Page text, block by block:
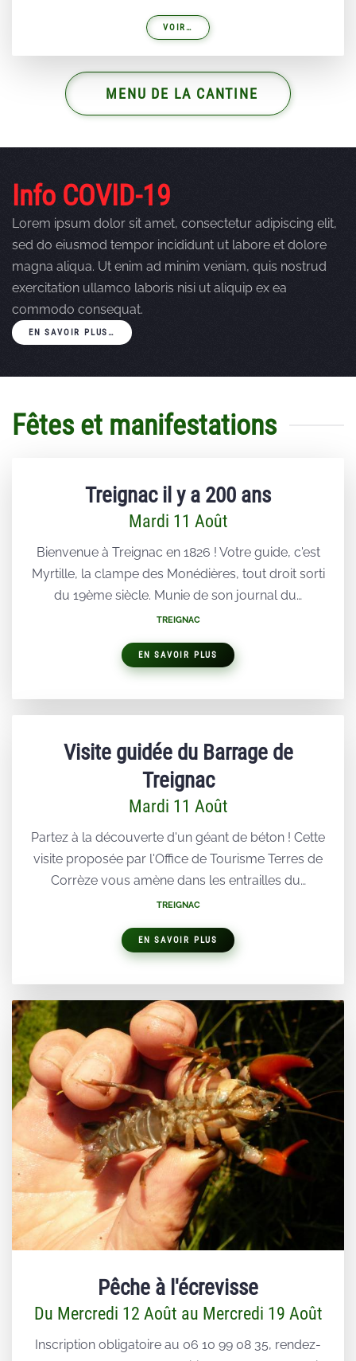
VOIR…
MENU DE LA CANTINE
Info COVID-19
Lorem ipsum dolor sit amet, consectetur adipiscing elit,
sed do eiusmod tempor incididunt ut labore et dolore
magna aliqua. Ut enim ad minim veniam, quis nostrud
exercitation ullamco laboris nisi ut aliquip ex ea
commodo consequat.
EN SAVOIR PLUS…
Fêtes et manifestations
Treignac il y a 200 ans
Mardi 11 Août
Bienvenue à Treignac en 1826 ! Votre guide, c'est
Myrtille, la clampe des Monédières, tout droit sorti
du 19ème siècle. Munie de son journal du…
TREIGNAC
EN SAVOIR PLUS
Visite guidée du Barrage de
Treignac
Mardi 11 Août
Partez à la découverte d'un géant de béton ! Cette
visite proposée par l'Office de Tourisme Terres de
Corrèze vous amène dans les entrailles du…
TREIGNAC
EN SAVOIR PLUS
Pêche à l'écrevisse
Du Mercredi 12 Août au Mercredi 19 Août
Inscription obligatoire au 06 10 99 08 35, rendez-